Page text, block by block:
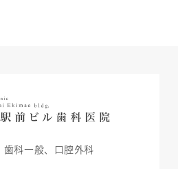
歯科一般、口腔外科